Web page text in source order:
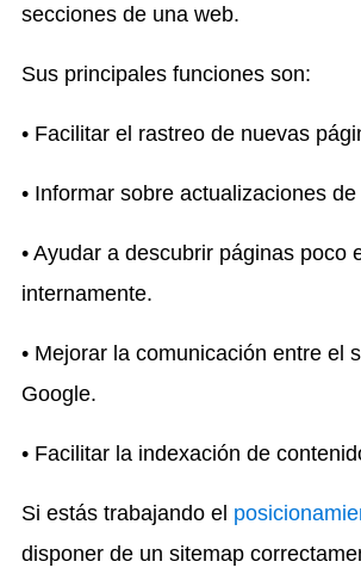
secciones de una web.
Sus principales funciones son:
• Facilitar el rastreo de nuevas
• Informar sobre actualizaciones
• Ayudar a descubrir páginas poco
internamente.
• Mejorar la comunicación entre el
Google.
• Facilitar la indexación de
Si estás trabajando el
disponer de un sitemap